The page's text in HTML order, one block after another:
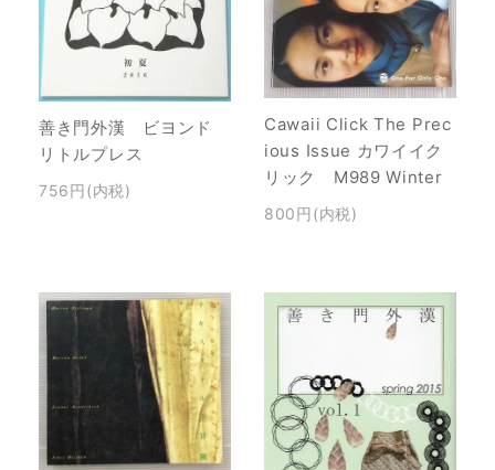
善き門外漢 ビヨンド
リトルプレス
756円(内税)
Cawaii Click The Prec
ious Issue カワイイク
リック M989 Winter
800円(内税)